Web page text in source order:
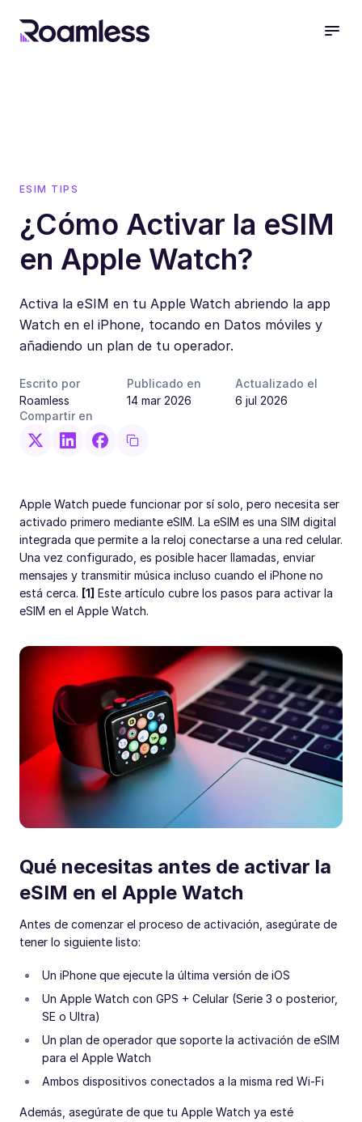
ESIM TIPS
¿Cómo Activar la eSIM
en Apple Watch?
Activa la eSIM en tu Apple Watch abriendo la app
Watch en el iPhone, tocando en Datos móviles y
añadiendo un plan de tu operador.
Escrito por
Roamless
Publicado en
14 mar 2026
Actualizado el
6 jul 2026
Compartir en
Apple Watch puede funcionar por sí solo, pero necesita ser
activado primero mediante eSIM. La eSIM es una SIM digital
integrada que permite a la reloj conectarse a una red celular.
Una vez configurado, es posible hacer llamadas, enviar
mensajes y transmitir música incluso cuando el iPhone no
está cerca. [1] Este artículo cubre los pasos para activar la
eSIM en el Apple Watch.
Qué necesitas antes de activar la
eSIM en el Apple Watch
Antes de comenzar el proceso de activación, asegúrate de
tener lo siguiente listo:
Un iPhone que ejecute la última versión de iOS
Un Apple Watch con GPS + Celular (Serie 3 o posterior,
SE o Ultra)
Un plan de operador que soporte la activación de eSIM
para el Apple Watch
Ambos dispositivos conectados a la misma red Wi-Fi
Además, asegúrate de que tu Apple Watch ya esté